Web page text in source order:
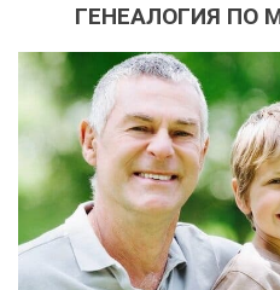
ГЕНЕАЛОГИЯ ПО